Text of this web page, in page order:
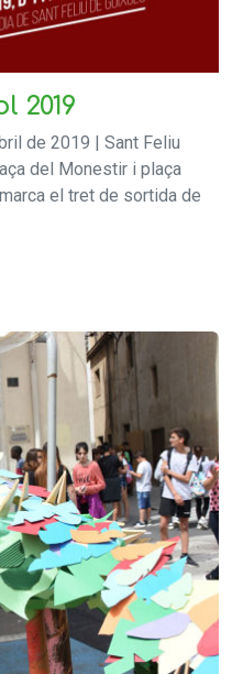
2019
de 2019 | Sant Feliu
del Monestir i plaça
el tret de sortida de